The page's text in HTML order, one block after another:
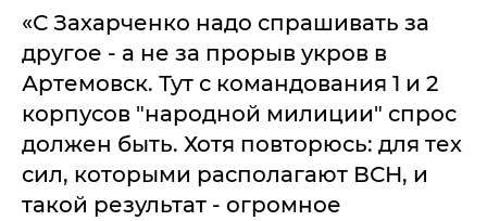
«С Захарченко надо спрашивать за
другое - а не за прорыв укров в
Артемовск. Тут с командования 1 и 2
корпусов "народной милиции" спрос
должен быть. Хотя повторюсь: для тех
сил, которыми располагают ВСН, и
такой результат - огромное